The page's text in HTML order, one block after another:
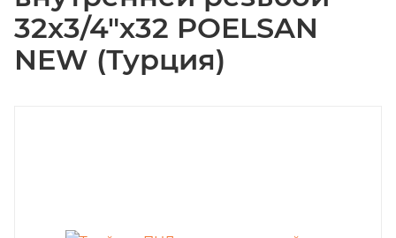
32х3/4"х32 POELSAN
NEW (Турция)